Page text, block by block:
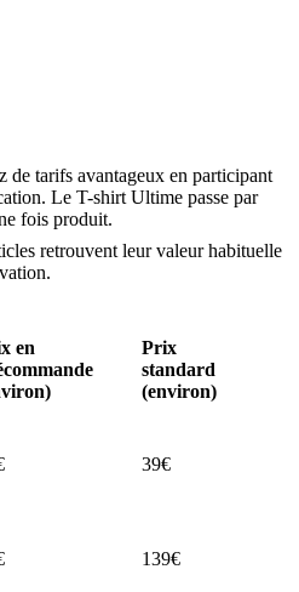
de tarifs avantageux en participant
Le T-shirt Ultime passe par
fois produit.
retrouvent leur valeur habituelle
en
Prix
standard
(environ)
39€
139€